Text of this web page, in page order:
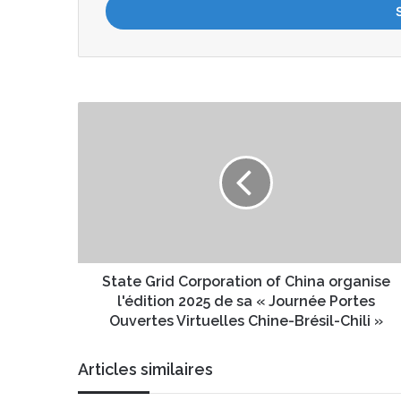
r
t
e
m
l
d
r
a
State Grid Corporation of China organise
l'édition 2025 de sa « Journée Portes
Ouvertes Virtuelles Chine-Brésil-Chili »
Articles similaires